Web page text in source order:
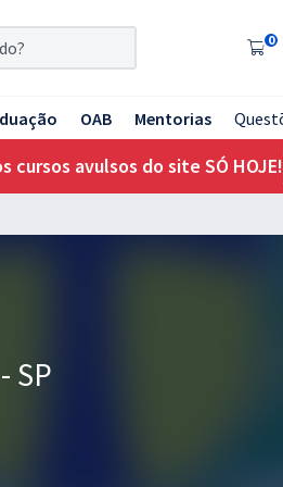
0
OAB Mentorias
cursos avulsos do site SÓ HOJE!
SP